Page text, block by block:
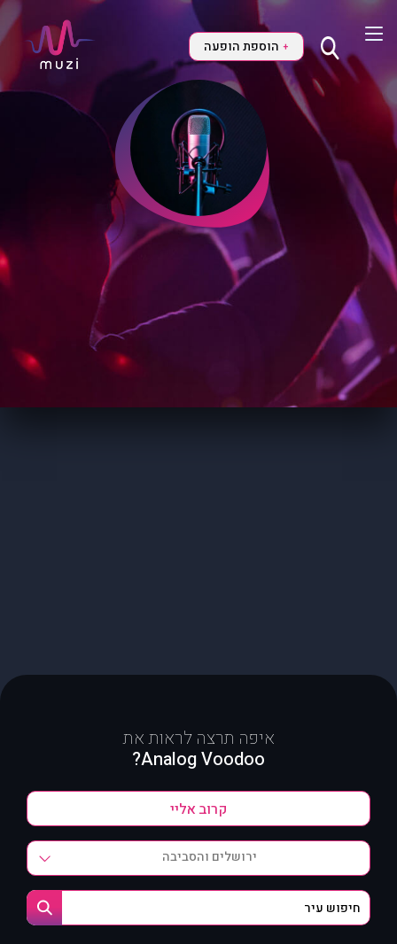
+ הוספת הופעה
איפה תרצה לראות את
Analog Voodoo?
ירושלים והסביבה